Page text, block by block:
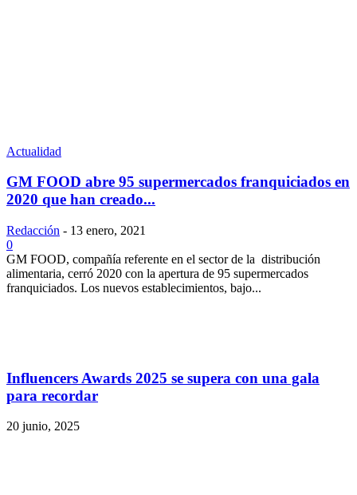
Actualidad
GM FOOD abre 95 supermercados franquiciados en
2020 que han creado...
Redacción - 13 enero, 2021
0
GM FOOD, compañía referente en el sector de la distribución
alimentaria, cerró 2020 con la apertura de 95 supermercados
franquiciados. Los nuevos establecimientos, bajo...
Influencers Awards 2025 se supera con una gala
para recordar
20 junio, 2025